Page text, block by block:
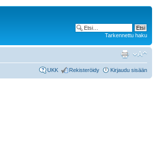
Tarkennettu haku
UKK Rekisteröidy Kirjaudu sisään